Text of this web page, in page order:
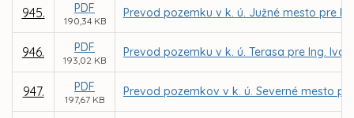
945. PDF
190,34 KB
Prevod pozemku v k. ú. Južné mesto pre
946. PDF
193,02 KB
Prevod pozemku v k. ú. Terasa pre Ing.
947. PDF
197,67 KB
Prevod pozemkov v k. ú. Severné mesto